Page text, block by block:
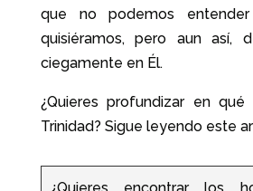
que no podemos
quisiéramos, pero aun así,
ciegamente en Él.
¿Quieres profundizar en
Trinidad? Sigue leyendo este